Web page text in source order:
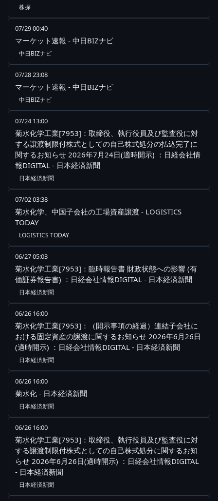
株探
07/29 00:40
マーケット速報 - 中日BIZナビ
中日BIZナビ
07/28 23:08
マーケット速報 - 中日BIZナビ
中日BIZナビ
07/24 13:00
菊水化学工業[7953]：取締役、執行役員及び監査役に対
する譲渡制限付株式としての自己株式処分の払込完了に
関するお知らせ 2026年7月24日(適時開示) ：日経会社情
報DIGITAL - 日本経済新聞
日本経済新聞
07/02 03:38
菊水化学、中国子会社の工場資産譲渡 - LOGISTICS
TODAY
LOGISTICS TODAY
06/27 05:03
菊水化学工業[7953]：臨時報告書 財政状態への影響 (有
価証券報告書) ：日経会社情報DIGITAL - 日本経済新聞
日本経済新聞
06/26 16:00
菊水化学工業[7953]：（開示事項の経過）連結子会社に
おける固定資産の譲渡に関するお知らせ 2026年6月26日
(適時開示) ：日経会社情報DIGITAL - 日本経済新聞
日本経済新聞
06/26 16:00
菊水化 - 日本経済新聞
日本経済新聞
06/26 16:00
菊水化学工業[7953]：取締役、執行役員及び監査役に対
する譲渡制限付株式としての自己株式処分に関するお知
らせ 2026年6月26日(適時開示) ：日経会社情報DIGITAL
- 日本経済新聞
日本経済新聞